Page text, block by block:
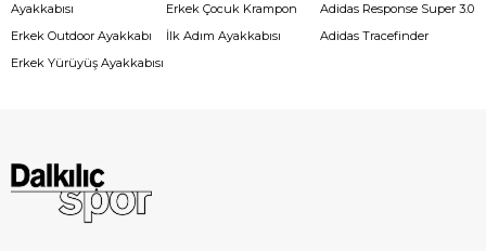
Ayakkabısı
Erkek Outdoor Ayakkabı
Erkek Yürüyüş Ayakkabısı
Erkek Çocuk Krampon
İlk Adım Ayakkabısı
Adidas Response Super 3.0
Adidas Tracefinder